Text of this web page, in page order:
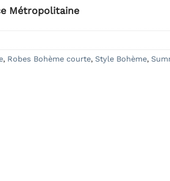
Métropolitaine
, Robes Bohème courte, Style Bohème,